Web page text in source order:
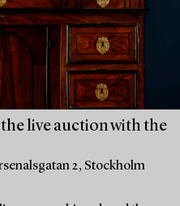
live auction with the
2, Stockholm